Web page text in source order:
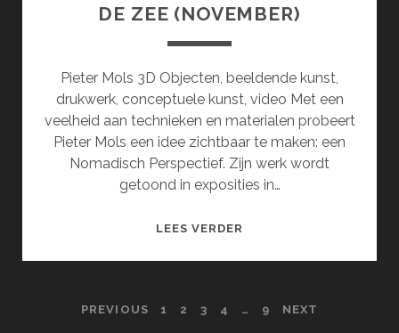
DE ZEE (NOVEMBER)
Pieter Mols 3D Objecten, beeldende kunst,
drukwerk, conceptuele kunst, video Met een
veelheid aan technieken en materialen probeert
Pieter Mols een idee zichtbaar te maken: een
Nomadisch Perspectief. Zijn werk wordt
getoond in exposities in…
LEES VERDER
VAN
POSTS
PREVIOUS 1 2 3 4 … 9 NEXT